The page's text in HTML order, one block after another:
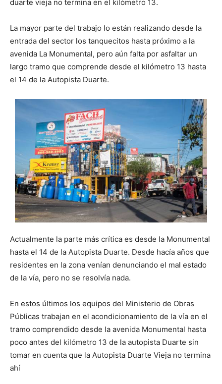
duarte vieja no termina en el kilómetro 13.
La mayor parte del trabajo lo están realizando desde la
entrada del sector los tanquecitos hasta próximo a la
avenida La Monumental, pero aún falta por asfaltar un
largo tramo que comprende desde el kilómetro 13 hasta
el 14 de la Autopista Duarte.
Actualmente la parte más crítica es desde la Monumental
hasta el 14 de la Autopista Duarte. Desde hacía años que
residentes en la zona venían denunciando el mal estado
de la vía, pero no se resolvía nada.
En estos últimos los equipos del Ministerio de Obras
Públicas trabajan en el acondicionamiento de la vía en el
tramo comprendido desde la avenida Monumental hasta
poco antes del kilómetro 13 de la autopista Duarte sin
tomar en cuenta que la Autopista Duarte Vieja no termina
ahí